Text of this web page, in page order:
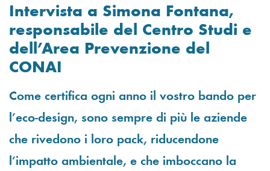
Intervista a Simona Fontana,
responsabile del Centro Studi e
dell’Area Prevenzione del
CONAI
Come certifica ogni anno il vostro bando per
l’eco-design, sono sempre di più le aziende
che rivedono i loro pack, riducendone
l’impatto ambientale, e che imboccano la